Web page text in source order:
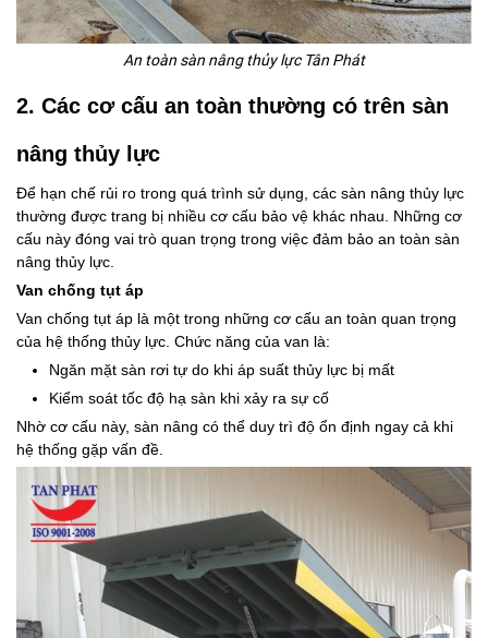
An toàn sàn nâng thủy lực Tân Phát
2. Các cơ cấu an toàn thường có trên sàn
nâng thủy lực
Để hạn chế rủi ro trong quá trình sử dụng, các sàn nâng thủy lực
thường được trang bị nhiều cơ cấu bảo vệ khác nhau. Những cơ
cấu này đóng vai trò quan trọng trong việc đảm bảo an toàn sàn
nâng thủy lực
Van chống tụt áp
Van chống tụt áp là một trong những cơ cấu an toàn quan trọng
của hệ thống thủy lực. Chức năng của van là:
Ngăn mặt sàn rơi tự do khi áp suất thủy lực bị mất
Kiểm soát tốc độ hạ sàn khi xảy ra sự cố
Nhờ cơ cấu này, sàn nâng có thể duy trì độ ổn định ngay cả khi
hệ thống gặp vấn đề.